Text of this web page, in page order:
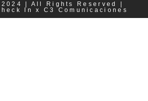
| All Rights Reserved |
In x C3 Comunicaciones